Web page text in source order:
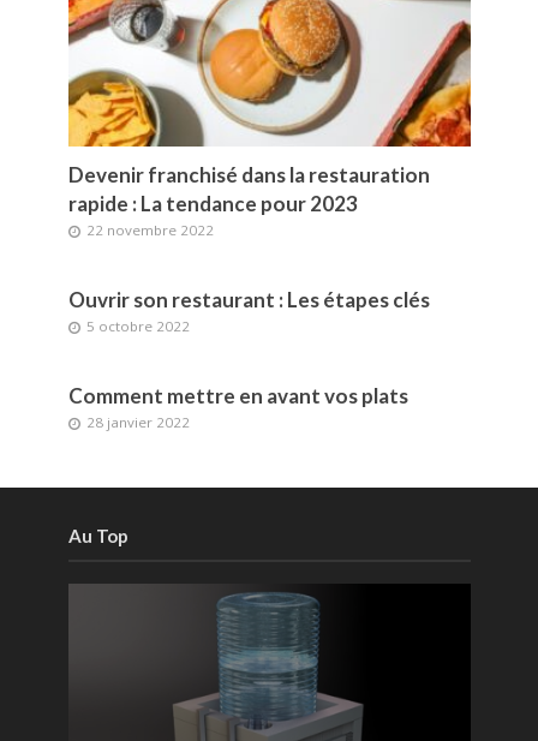
Devenir franchisé dans la restauration
rapide : La tendance pour 2023
22 novembre 2022
Ouvrir son restaurant : Les étapes clés
5 octobre 2022
Comment mettre en avant vos plats
28 janvier 2022
Au Top